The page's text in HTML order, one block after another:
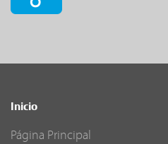
Inicio
Página Principal